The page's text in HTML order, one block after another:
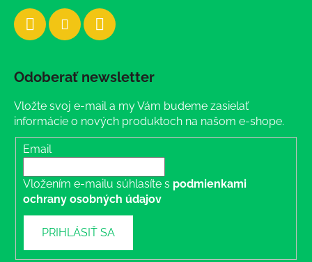
Odoberať newsletter
Vložte svoj e-mail a my Vám budeme zasielať
informácie o nových produktoch na našom e-shope.
Email
Vložením e-mailu súhlasíte s podmienkami
ochrany osobných údajov
PRIHLÁSIŤ SA